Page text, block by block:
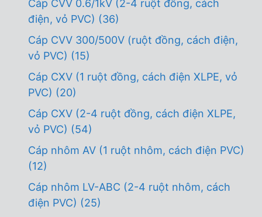
Cáp CVV 0.6/1kV (2-4 ruột đồng, cách
điện, vỏ PVC) (36)
Cáp CVV 300/500V (ruột đồng, cách điện,
vỏ PVC) (15)
Cáp CXV (1 ruột đồng, cách điện XLPE, vỏ
PVC) (20)
Cáp CXV (2-4 ruột đồng, cách điện XLPE,
vỏ PVC) (54)
Cáp nhôm AV (1 ruột nhôm, cách điện PVC)
(12)
Cáp nhôm LV-ABC (2-4 ruột nhôm, cách
điện PVC) (25)